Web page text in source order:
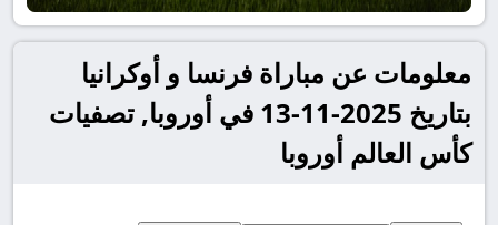
معلومات عن مباراة فرنسا و أوكرانيا
بتاريخ 2025-11-13 في أوروبا, تصفيات
كأس العالم أوروبا